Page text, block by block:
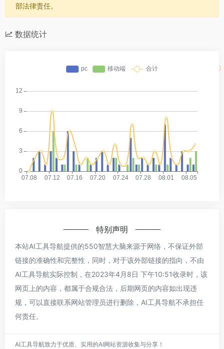
部法律责任。
数据统计
特别声明
本站AI工具导航提供的550智慧大脑来源于网络，不保证外部
链接的准确性和完整性，同时，对于该外部链接的指向，不由
AI工具导航实际控制，在2023年4月8日 下午10:51收录时，该
网页上的内容，都属于合规合法，后期网页的内容如出现违
规，可以直接联系网站管理员进行删除，AI工具导航不承担任
何责任。
AI工具导航致力于优质、实用的AI网站资源收集与分享！